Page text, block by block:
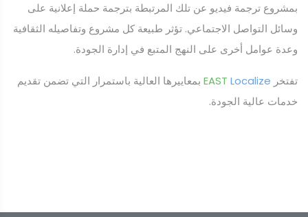
بمشروع ترجمة فيديو عن تلك المرتبطة بترجمة حملة إعلانية على
وسائل التواصل الاجتماعي. تؤثر طبيعة كل مشروع وتفاصيله الثقافية
وعدة عوامل أخرى على النهج المتبع في إدارة الجودة.
تفتخر EAST Localize
بمعاييرها العالية باستمرار التي تضمن تقديم
خدمات عالية الجودة.